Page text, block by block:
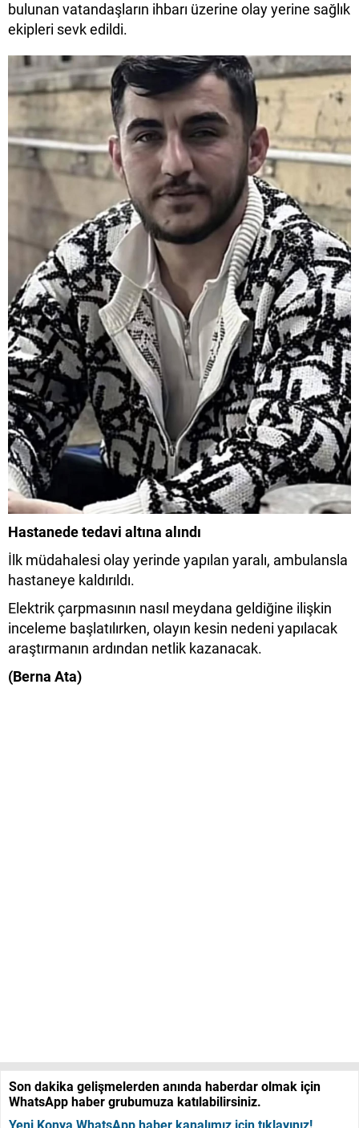
bulunan vatandaşların ihbarı üzerine olay yerine sağlık
ekipleri sevk edildi.
Hastanede tedavi altına alındı
İlk müdahalesi olay yerinde yapılan yaralı, ambulansla
hastaneye kaldırıldı.
Elektrik çarpmasının nasıl meydana geldiğine ilişkin
inceleme başlatılırken, olayın kesin nedeni yapılacak
araştırmanın ardından netlik kazanacak.
(Berna Ata)
Son dakika gelişmelerden anında haberdar olmak için
WhatsApp haber grubumuza katılabilirsiniz.